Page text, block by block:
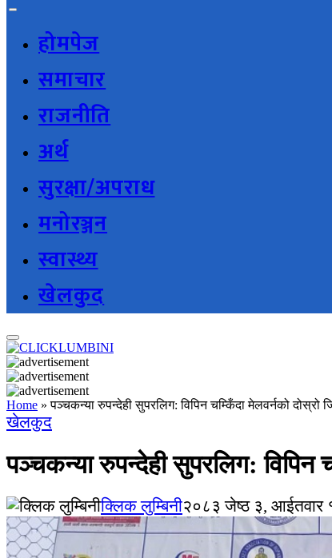
होमपेज
समाचार
राजनीति
अर्थ
सुरक्षा/अपराध
मनोरञ्जन
स्वास्थ्य
खेलकुद
Home »पञ्चकन्या रुपन्देही सुपरलिग: विपिन चम्किँदा मेलवर्नको दोस्रो
खेलकुद
पञ्चकन्या रुपन्देही सुपरलिग: विपिन
क्लिक लुम्बिनी२०८३ जेष्ठ ३, आईतवार